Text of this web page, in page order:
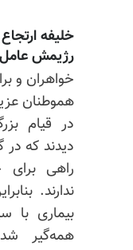
خلیفه
رژیمش عامل
خواهران و
هموطنان
در قیام
دیدند که در
راهی
ندارند.
بیماری با
همه‌گیر